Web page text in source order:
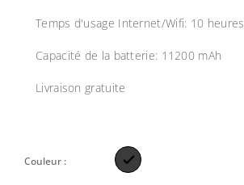
Temps d'usage Internet/Wifi: 10 heures
Capacité de la batterie: 11200 mAh
Livraison gratuite
Couleur : 